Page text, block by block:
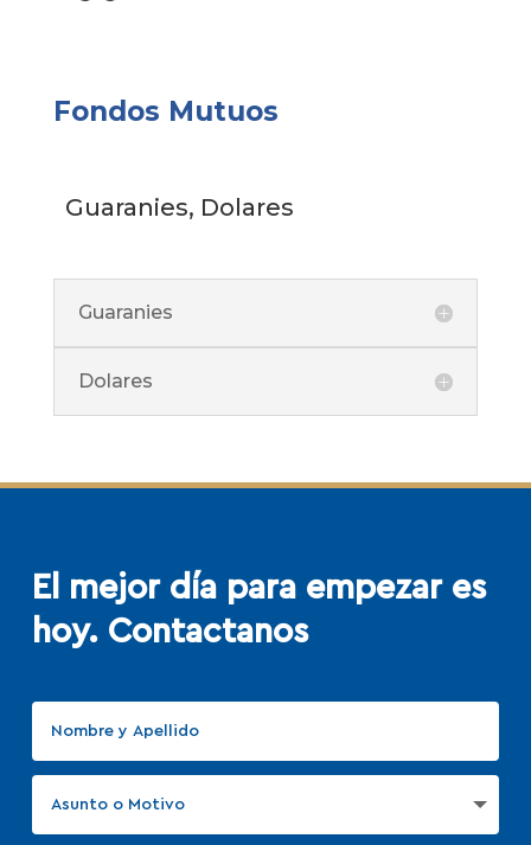
Fondos Mutuos
Guaranies, Dolares
Guaranies
Dolares
El mejor día para empezar es
hoy. Contactanos